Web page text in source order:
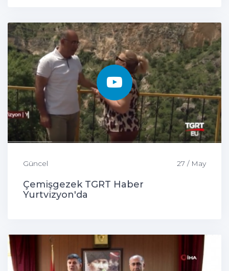
Güncel 27 / May
Çemişgezek TGRT Haber
Yurtvizyon'da